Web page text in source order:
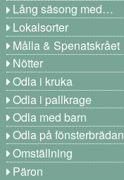
Lång säsong med…
Lokalsorter
Målla & Spenatskrået
Nötter
Odla i kruka
Odla i pallkrage
Odla med barn
Odla på fönsterbrädan
Omställning
Päron